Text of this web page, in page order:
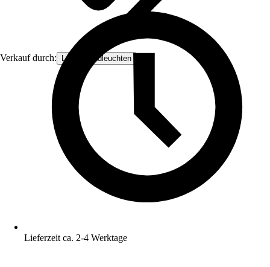
Verkauf durch: Lampenundleuchten
Lieferzeit ca. 2-4 Werktage